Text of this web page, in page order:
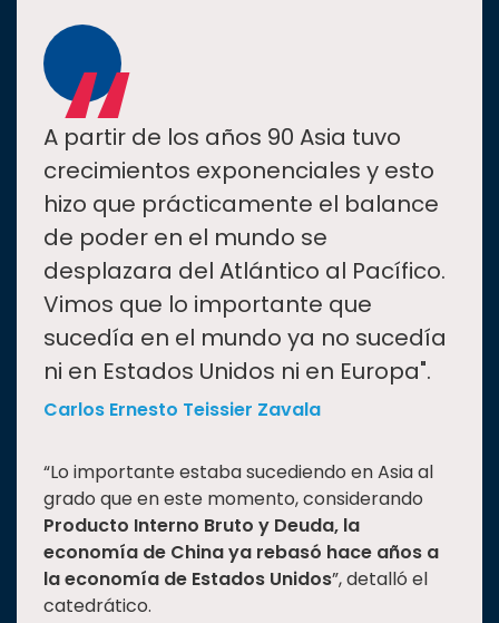
“
A partir de los años 90 Asia tuvo
crecimientos exponenciales y esto
hizo que prácticamente el balance
de poder en el mundo se
desplazara del Atlántico al Pacífico.
Vimos que lo importante que
sucedía en el mundo ya no sucedía
ni en Estados Unidos ni en Europa".
Carlos Ernesto Teissier Zavala
“Lo importante estaba sucediendo en Asia al
grado que en este momento, considerando
Producto Interno Bruto y Deuda, la
economía de China ya rebasó hace años a
la economía de Estados Unidos”, detalló el
catedrático.